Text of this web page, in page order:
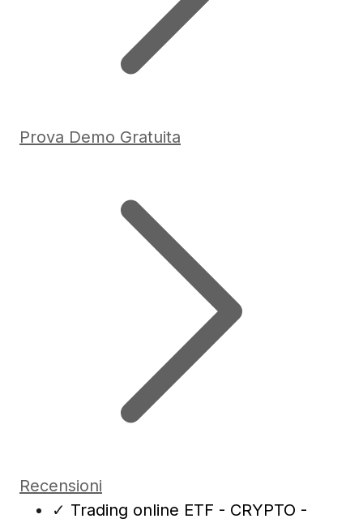
Prova Demo Gratuita
Recensioni
✓ Trading online ETF - CRYPTO -